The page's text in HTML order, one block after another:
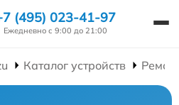
(495) 023-41-97
Ежедневно с 9:00 до 21:00
Каталог устройств